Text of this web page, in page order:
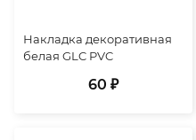
Накладка декоративная
белая GLC PVC
60 ₽